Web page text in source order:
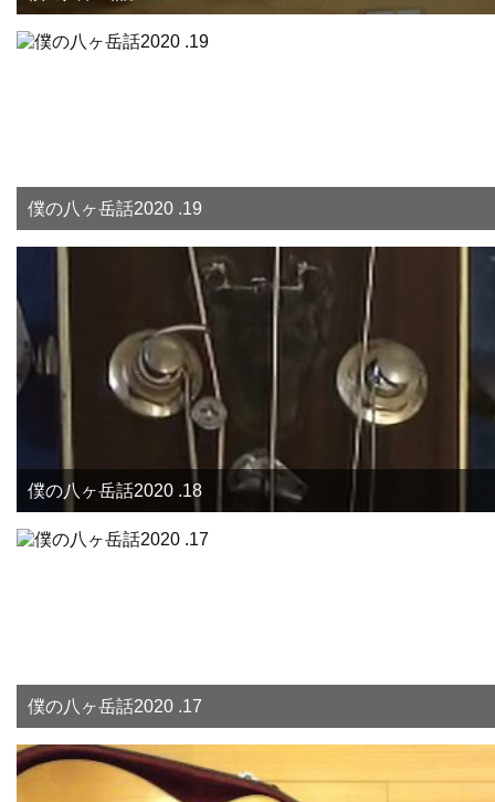
僕の八ヶ岳話2020 .19
僕の八ヶ岳話2020 .18
僕の八ヶ岳話2020 .17